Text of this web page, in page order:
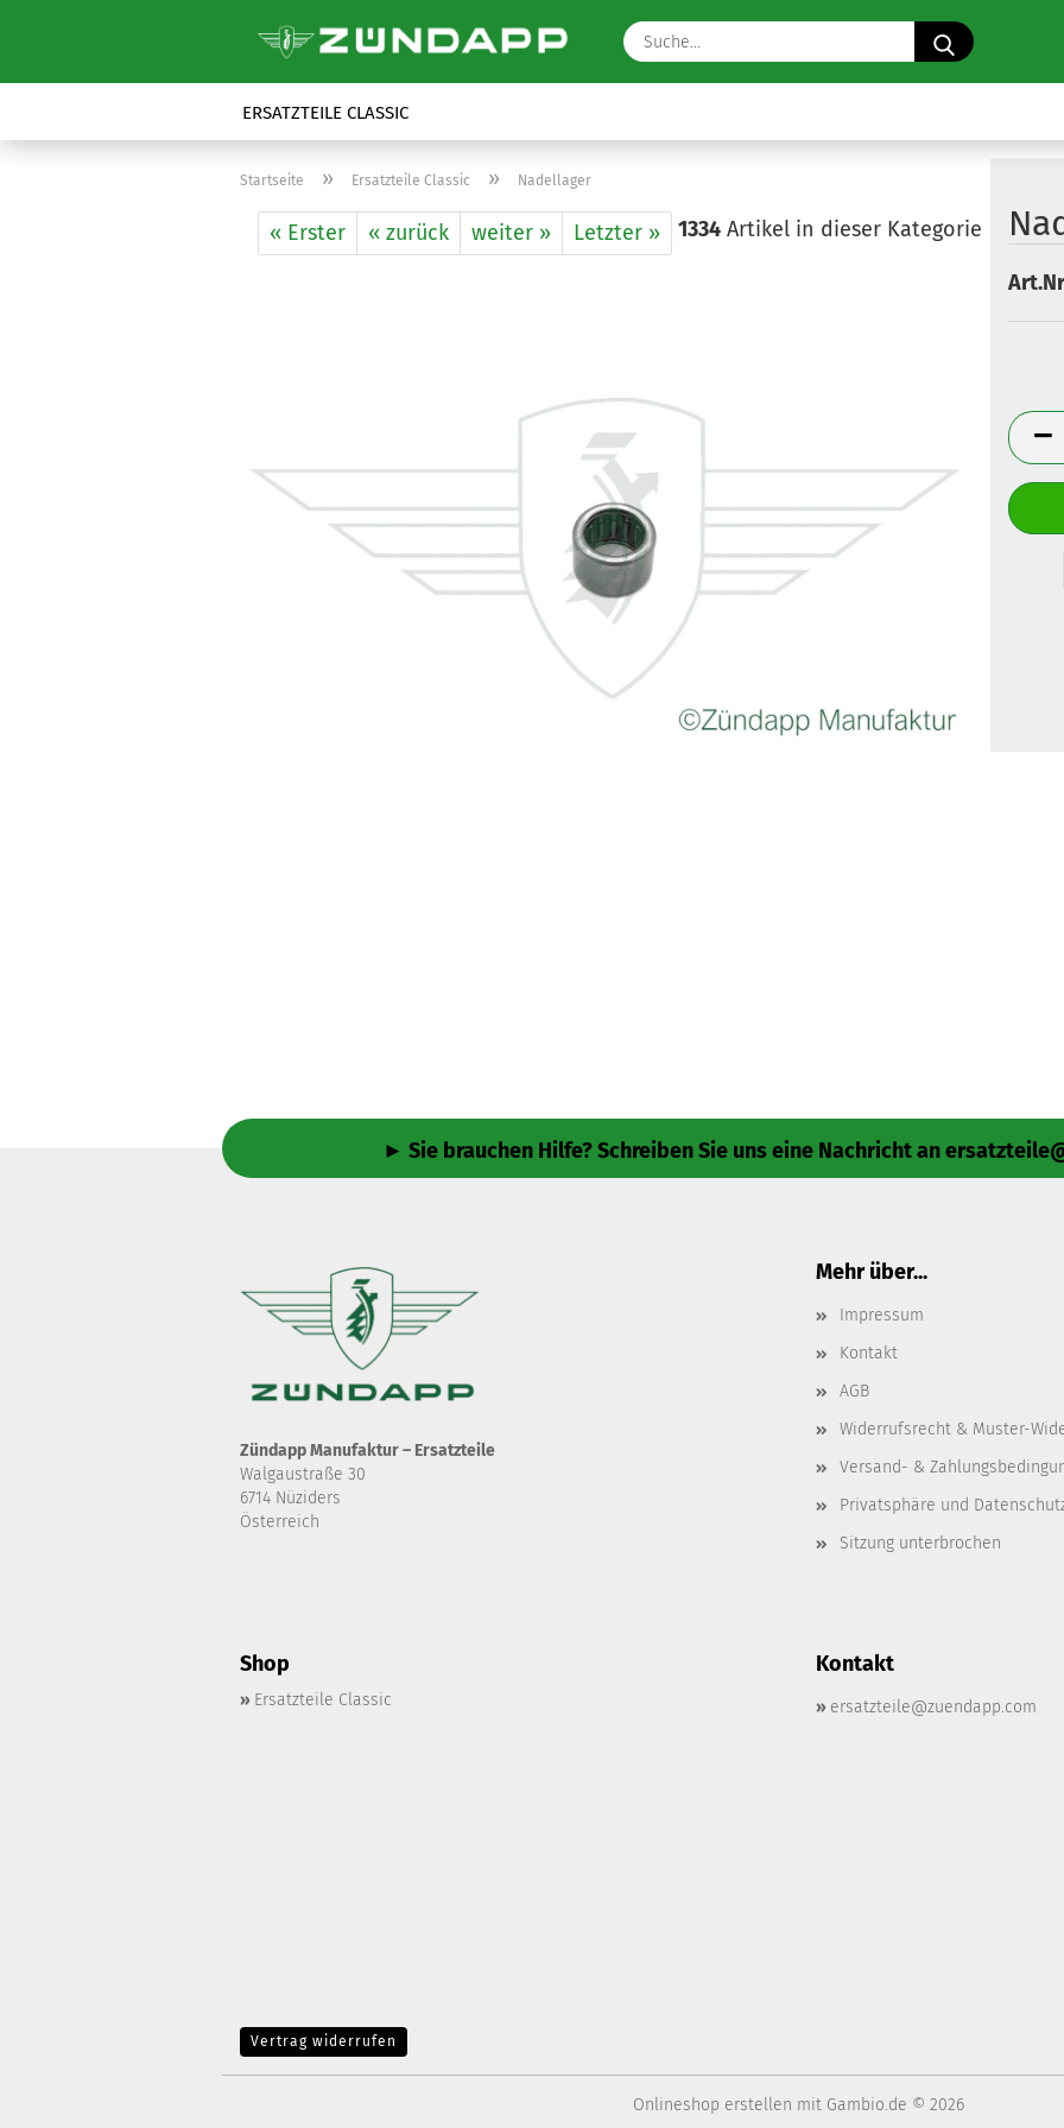
Suche...
ERSATZTEILE CLASSIC
Startseite » Ersatzteile Classic » Nadellager
« Erster « zurück weiter » Letzter » 1334 Artikel in dieser Kategorie
► Sie brauchen Hilfe? Schreiben Sie uns eine Nachricht an
Zündapp Manufaktur – Ersatzteile
Walgaustraße 30
6714 Nüziders
Österreich
Mehr über...
Impressum
Kontakt
AGB
Widerrufsrecht & Muster-
Versand- &
Privatsphäre und
Sitzung unterbrochen
Shop
» Ersatzteile Classic
Kontakt
» ersatzteile@zuendapp.com
Vertrag widerrufen
Onlineshop erstellen mit Gambio.de © 2026